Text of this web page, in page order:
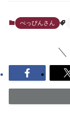
べっぴんさん